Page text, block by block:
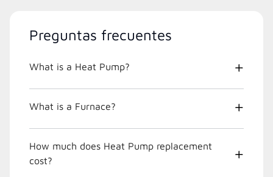
Preguntas frecuentes
What is a Heat Pump?
What is a Furnace?
How much does Heat Pump replacement
cost?